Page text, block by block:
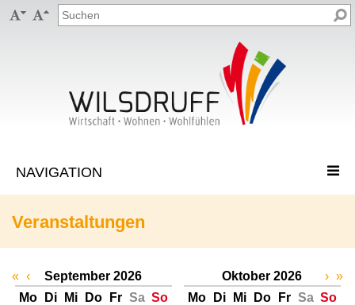
 
Veranstaltungen
« ‹
September 2026
Mo
Di Mi Do Fr Sa So
Oktober 2026
Mo
Di Mi Do Fr Sa So
› »